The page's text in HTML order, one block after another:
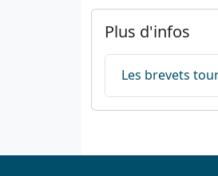
Plus d'infos
Les brevets